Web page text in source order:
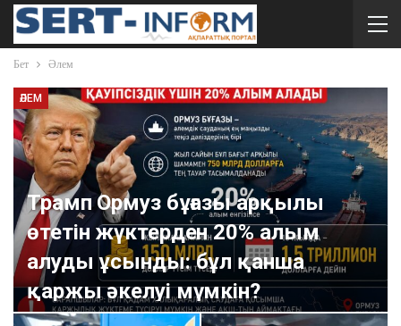
Бет Әлем
ӘЛЕМ
Трамп Ормуз бұғазы арқылы
өтетін жүктерден 20% алым
алуды ұсынды: бұл қанша
қаржы әкелуі мүмкін?
sert-inform Июл 19, 2026 0